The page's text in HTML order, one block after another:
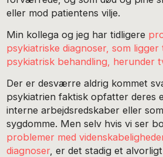
eller mod patientens vilje.
Min kollega og jeg har tidligere
psykiatriske diagnoser, som
psykiatrisk behandling, herunder
Der er desværre aldrig kommet
psykiatrien faktisk opfatter deres
interne arbejdsredskaber eller
sygdomme. Men selv hvis vi ser
problemer med
diagnoser, er det stadig et